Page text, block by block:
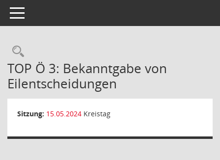
Toggle navigation
Rechercheauswahl
TOP Ö 3: Bekanntgabe von
Eilentscheidungen
Sitzung: 15.05.2024 Kreistag